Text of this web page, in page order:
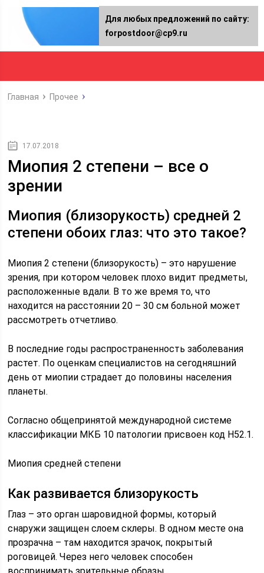
Главная Прочее
17.07.2018
Миопия 2 степени – все о
зрении
Миопия (близорукость) средней 2
степени обоих глаз: что это такое?
Миопия 2 степени (близорукость) – это нарушение
зрения, при котором человек плохо видит предметы,
расположенные вдали. В то же время то, что
находится на расстоянии 20 – 30 см больной может
рассмотреть отчетливо.
В последние годы распространенность заболевания
растет. По оценкам специалистов на сегодняшний
день от миопии страдает до половины населения
планеты.
Согласно общепринятой международной системе
классификации МКБ 10 патологии присвоен код Н52.1.
Миопия средней степени
Как развивается близорукость
Глаз – это орган шаровидной формы, который
снаружи защищен слоем склеры. В одном месте она
прозрачна – там находится зрачок, покрытый
роговицей. Через него человек способен
Для любых предложений по сайту:
forpostdoor@cp9.ru